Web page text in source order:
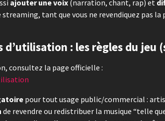
ajouter une voix (narration, chant, rap) et
tant que vous ne revendiquez pas
d’utilisation : les règles du jeu
consultez la page officielle :
pour tout usage public/commercial :
de revendre ou redistribuer la musique “telle